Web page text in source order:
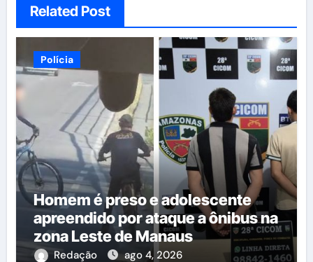
Related Post
Polícia
Homem é preso e adolescente
apreendido por ataque a ônibus na
zona Leste de Manaus
Redação ago 4, 2026